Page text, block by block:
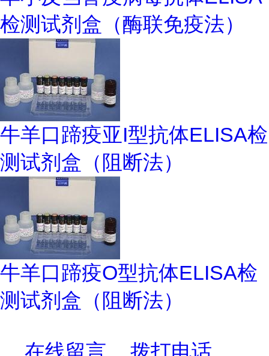
检测试剂盒（酶联免疫法）
牛羊口蹄疫亚I型抗体ELISA检
测试剂盒（阻断法）
牛羊口蹄疫O型抗体ELISA检
测试剂盒（阻断法）
在线留言 拨打电话